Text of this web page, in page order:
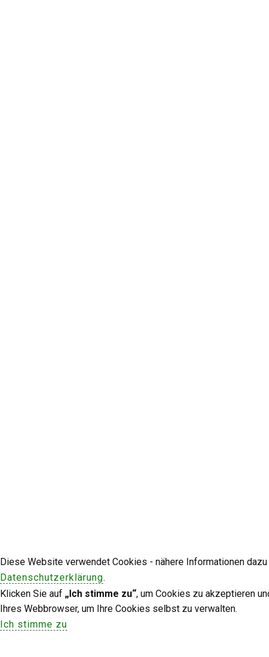
Diese Website verwendet Cookies - nähere Informationen
Datenschutzerklärung.
Klicken Sie auf „Ich stimme zu“, um Cookies zu akzeptieren
Ihres Webbrowser, um Ihre Cookies selbst zu verwalten.
Ich stimme zu